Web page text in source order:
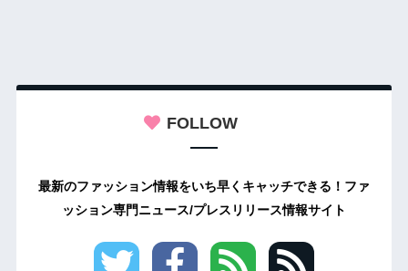
FOLLOW
最新のファッション情報をいち早くキャッチできる！ファ
ッション専門ニュース/プレスリリース情報サイト